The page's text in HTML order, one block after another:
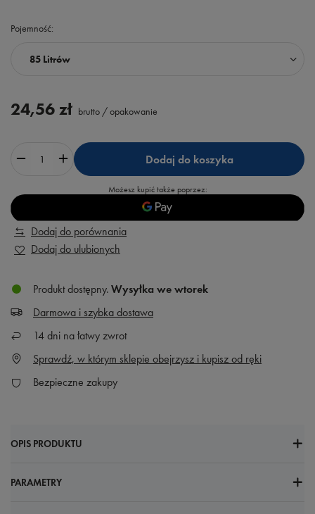
Pojemność
85 Litrów
24,56 zł brutto /opakowanie
Dodaj do koszyka
Możesz kupić także poprzez:
Dodaj do porównania
Dodaj do ulubionych
Produkt dostępny Wysyłka we wtorek
Darmowa i szybka dostawa
14 dni na łatwy zwrot
Sprawdź, w którym sklepie obejrzysz i kupisz od ręki
Bezpieczne zakupy
OPIS PRODUKTU
PARAMETRY